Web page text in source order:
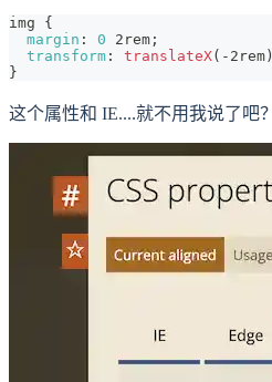
img {
margin : 0 2rem ;
transform : translateX( - 2rem )
}
这个属性和 IE....就不用我说了吧？